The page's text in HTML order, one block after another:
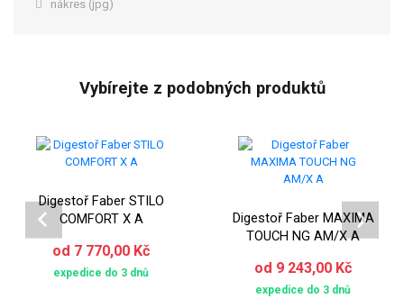
nákres (jpg)
Vybírejte z podobných produktů
Digestoř Faber STILO
COMFORT X A
od 7 770,00 Kč
expedice do 3 dnů
Digestoř Faber MAXIMA
TOUCH NG AM/X A
od 9 243,00 Kč
expedice do 3 dnů